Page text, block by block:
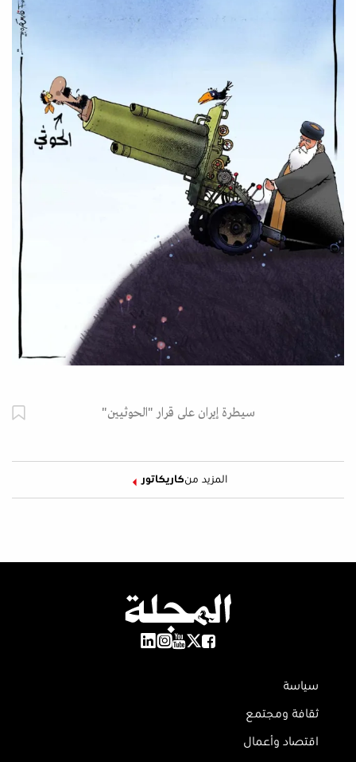
سيطرة إيران على قرار "الحوثيين"
المزيد منكاريكاتور
سياسة
ثقافة ومجتمع
اقتصاد وأعمال